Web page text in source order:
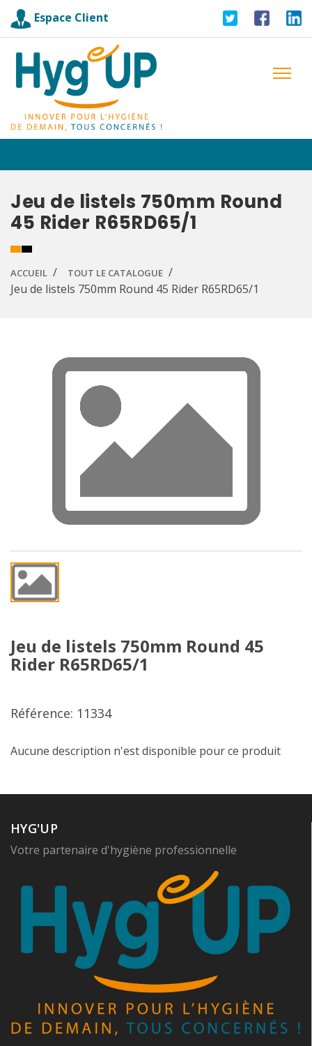
Espace Client
Jeu de listels 750mm Round
45 Rider R65RD65/1
ACCUEIL TOUT LE CATALOGUE
Jeu de listels 750mm Round 45 Rider R65RD65/1
Jeu de listels 750mm Round 45
Rider R65RD65/1
Référence: 11334
Aucune description n'est disponible pour ce produit
HYG'UP
Votre partenaire d'hygiène professionnelle